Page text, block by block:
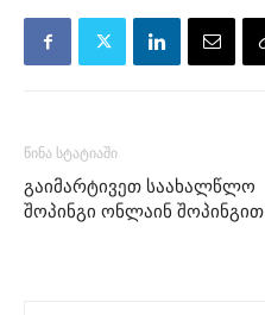
წინა სტატიაში
გაიმარტივეთ საახალწლო
შოპინგი ონლაინ შოპინგით